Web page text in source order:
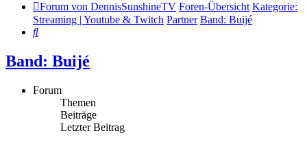
Forum von DennisSunshineTV Foren-Übersicht Kategorie:
Streaming | Youtube & Twitch Partner Band: Buijé
Suche
Band: Buijé
Forum
Themen
Beiträge
Letzter Beitrag